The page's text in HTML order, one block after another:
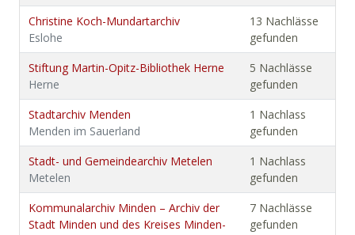
Christine Koch-Mundartarchiv
Eslohe
13 Nachlässe
gefunden
Stiftung Martin-Opitz-Bibliothek Herne
Herne
5 Nachlässe
gefunden
Stadtarchiv Menden
Menden im Sauerland
1 Nachlass
gefunden
Stadt- und Gemeindearchiv Metelen
Metelen
1 Nachlass
gefunden
Kommunalarchiv Minden – Archiv der
Stadt Minden und des Kreises Minden-
7 Nachlässe
gefunden